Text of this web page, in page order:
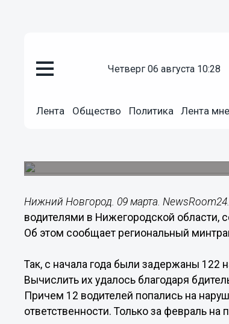
четверг 06 августа 10:28
Лента Общество Политика Лента
122 пьяных водителя
Нижний Новгород. 09 марта.
водителями в Нижегородской области,
Об этом сообщает региональный
Так, с начала года были задержаны 122
Вычислить их удалось благодаря
Причем 12 водителей попались на
ответственности. Только за февраль